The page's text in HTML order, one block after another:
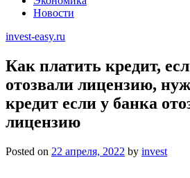
Новости
invest-easy.ru
Как платить кредит,
отозвали лицензию,
кредит если у банка
лицензию
Posted on 22 апреля, 2022 by invest